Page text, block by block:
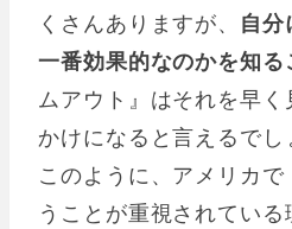
くさんありますが、 自
一番効果的なのかを知る
ムアウト』はそれを早
かけになると言えるでし
このように、アメリカ
うことが重視されてい